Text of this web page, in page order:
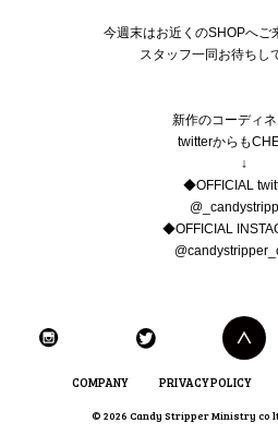
今週末はお近くのSHOPへご
スタッフ一同お待ちし
新作のコーディ
twitterからも
↓
◆OFFICIAL
◆OFFICIAL
COMPANY PRIVACY POLICY
© 2026 Candy Stripper Ministry co